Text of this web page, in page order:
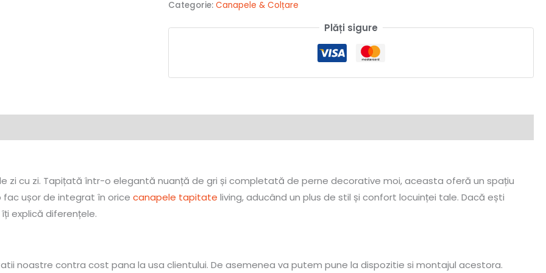
Categorie:Canapele & Colțare
Plăți sigure
zi cu zi. Tapițată într-o elegantă nuanță de gri și completată de perne decorative moi, aceasta oferă un spațiu
fac ușor de integrat în orice canapele tapitate living, aducând un plus de stil și confort locuinței tale. Dacă ești
îți explică diferențele.
noastre contra cost pana la usa clientului. De asemenea va putem pune la dispozitie si montajul acestora.